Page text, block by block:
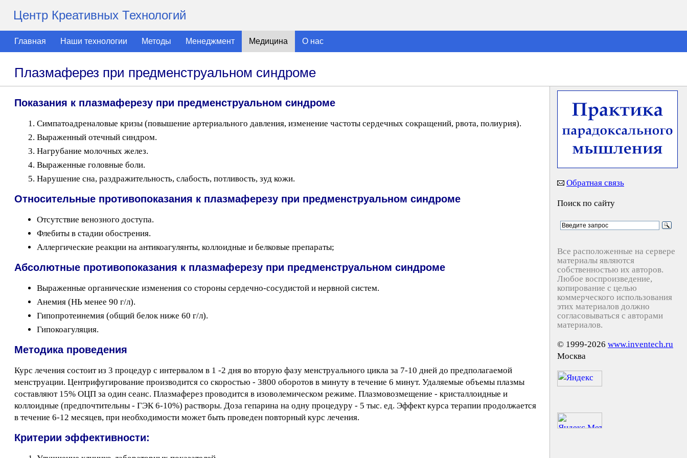
Центр Креативных Технологий
Главная Наши технологии Методы Менеджмент Медицина О нас
Плазмаферез при предменструальном синдроме
Показания к плазмаферезу при предменструальном синдроме
Симпатоадреналовые кризы (повышение артериального давления, изменение частоты сердечных сокращений, рвота, полиурия).
Выраженный отечный синдром.
Нагрубание молочных желез.
Выраженные головные боли.
Нарушение сна, раздражительность, слабость, потливость, зуд кожи.
Относительные противопоказания к плазмаферезу при предменструальном синдроме
Отсутствие венозного доступа.
Флебиты в стадии обострения.
Аллергические реакции на антикоагулянты, коллоидные и белковые препараты;
Абсолютные противопоказания к плазмаферезу при предменструальном синдроме
Выраженные органические изменения со стороны сердечно-сосудистой и нервной систем.
Анемия (НЬ менее 90 г/л).
Гипопротеинемия (общий белок ниже 60 г/л).
Гипокоагуляция.
Методика проведения
Курс лечения состоит из 3 процедур с интервалом в 1 -2 дня во вторую фазу менструального цикла за 7-10 дней до предполагаемой
менструации. Центрифугирование производится со скоростью - 3800 оборотов в минуту в течение 6 минут. Удаляемые объемы плазмы
составляют 15% ОЦП за один сеанс. Плазмаферез проводится в изоволемическом режиме. Плазмовозмещение - кристаллоидные и
коллоидные (предпочтительны - ГЭК 6-10%) растворы. Доза гепарина на одну процедуру - 5 тыс. ед. Эффект курса терапии продолжается
в течение 6-12 месяцев, при необходимости может быть проведен повторный курс лечения.
Критерии эффективности:
Обратная связь
Поиск по сайту
Все расположенные на сервере
материалы являются
собственностью их авторов.
Любое воспроизведение,
копирование с целью
коммерческого использования
этих материалов должно
согласовываться с авторами
материалов.
© 1999-2026 www.inventech.ru
Москва